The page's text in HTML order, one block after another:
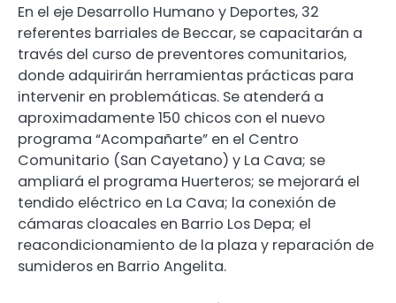
En el eje Desarrollo Humano y Deportes, 32
referentes barriales de Beccar, se capacitarán a
través del curso de preventores comunitarios,
donde adquirirán herramientas prácticas para
intervenir en problemáticas. Se atenderá a
aproximadamente 150 chicos con el nuevo
programa “Acompañarte” en el Centro
Comunitario (San Cayetano) y La Cava; se
ampliará el programa Huerteros; se mejorará el
tendido eléctrico en La Cava; la conexión de
cámaras cloacales en Barrio Los Depa; el
reacondicionamiento de la plaza y reparación de
sumideros en Barrio Angelita.